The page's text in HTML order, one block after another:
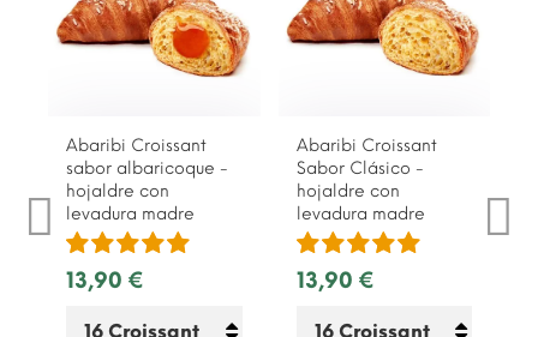
Abaribi Croissant
sabor albaricoque -
hojaldre con
levadura madre
13,90 €
Abaribi Croissant
Sabor Clásico -
hojaldre con
levadura madre
13,90 €